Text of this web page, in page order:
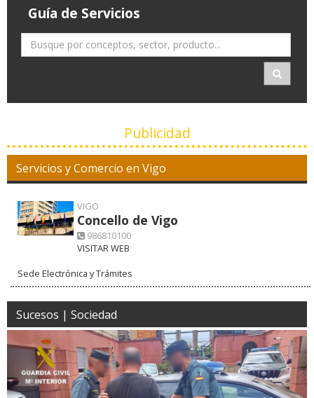
Guía de Servicios
Publicidad
Servicios y Comercio en Vigo
VIGO
Concello de Vigo
986810100
VISITAR WEB
Sede Electrónica y Trámites
Sucesos | Sociedad